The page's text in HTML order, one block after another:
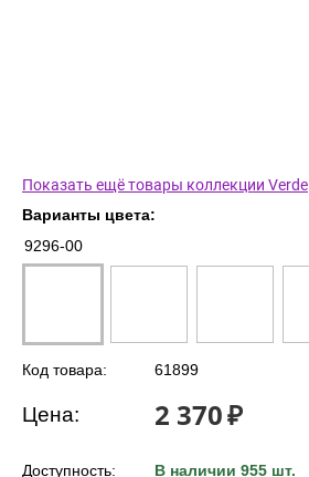
Показать ещё товары коллекции Verde
Варианты цвета:
9296-00
Код товара: 61899
Цена: 2 370₽
Доступность:
В наличии 955 шт.